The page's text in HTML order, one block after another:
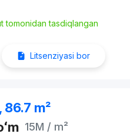
tomonidan tasdiqlangan
Litsenziyasi bor
m²
15M / m²